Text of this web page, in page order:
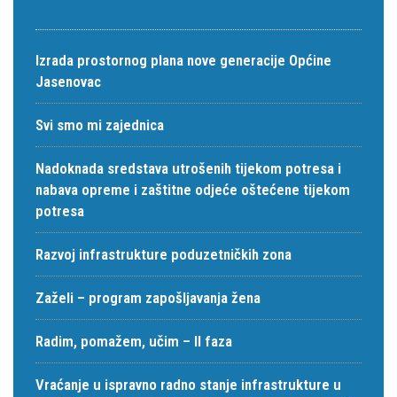
Izrada prostornog plana nove generacije Općine
Jasenovac
Svi smo mi zajednica
Nadoknada sredstava utrošenih tijekom potresa i
nabava opreme i zaštitne odjeće oštećene tijekom
potresa
Razvoj infrastrukture poduzetničkih zona
Zaželi – program zapošljavanja žena
Radim, pomažem, učim – II faza
Vraćanje u ispravno radno stanje infrastrukture u